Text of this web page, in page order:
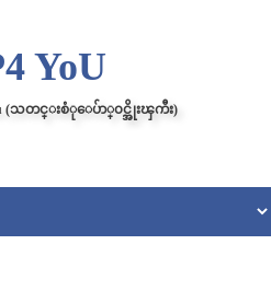
YoU
(သတင္းစံုေပ်ာ္၀င္အိုးၾကီး)